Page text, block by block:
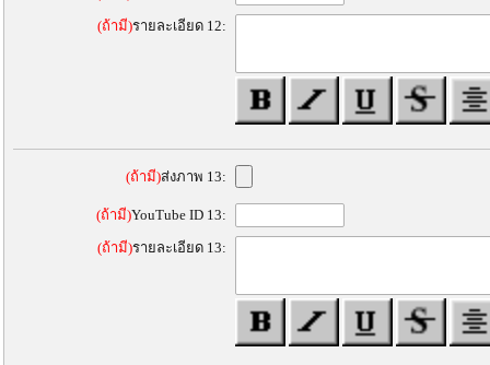
(ถ้ามี)รายละเอียด 12:
(ถ้ามี)ส่งภาพ 13:
(ถ้ามี)YouTube ID 13:
(ถ้ามี)รายละเอียด 13: